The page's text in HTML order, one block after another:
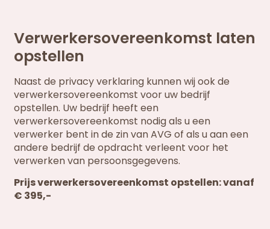
Verwerkersovereenkomst laten
opstellen
Naast de privacy verklaring kunnen wij ook de
verwerkersovereenkomst voor uw bedrijf
opstellen. Uw bedrijf heeft een
verwerkersovereenkomst nodig als u een
verwerker bent in de zin van AVG of als u aan een
andere bedrijf de opdracht verleent voor het
verwerken van persoonsgegevens.
Prijs verwerkersovereenkomst opstellen: vanaf
€ 395,-